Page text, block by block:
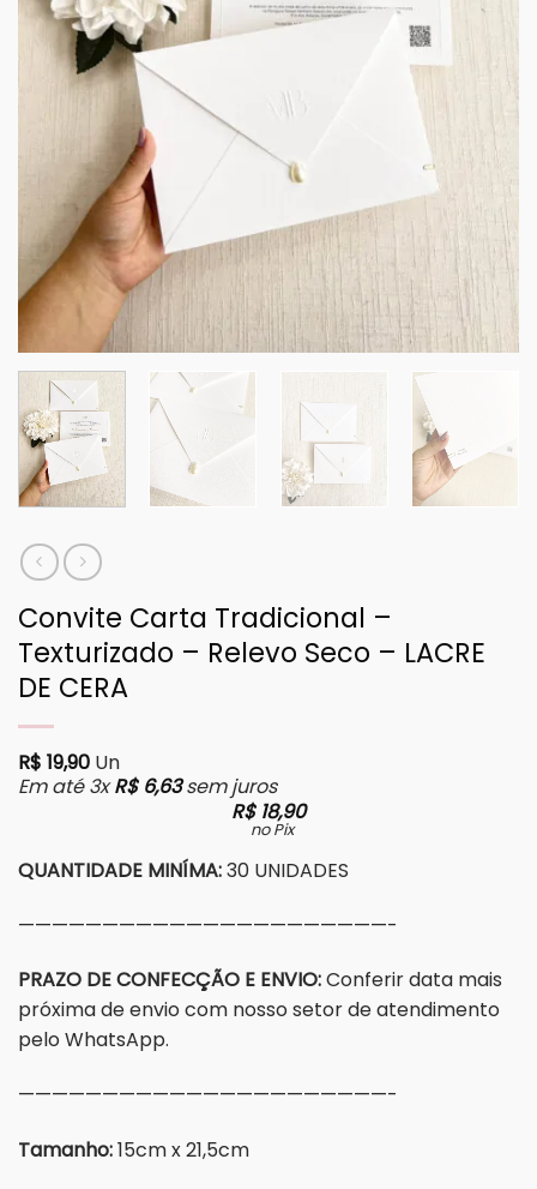
Convite Carta Tradicional –
Texturizado – Relevo Seco – LACRE
DE CERA
R$ 19,90 Un
Em até 3xR$6,63sem juros
R$18,90
no Pix
QUANTIDADE MINÍMA:30 UNIDADES
——————————————————————-
PRAZO DE CONFECÇÃO E ENVIO:Conferir data mais
próxima de envio com nosso setor de atendimento
pelo WhatsApp.
——————————————————————-
Tamanho:15cm x 21,5cm